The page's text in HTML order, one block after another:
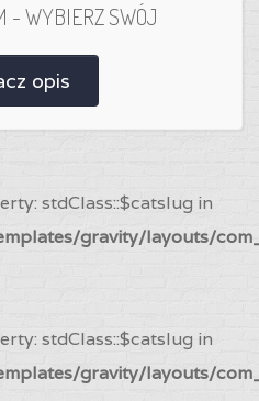
- WYBIERZ SWÓJ
opis
stdClass::$catslug in
gravity/layouts/
stdClass::$catslug in
gravity/layouts/